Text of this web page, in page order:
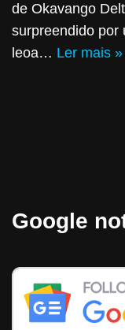
de Okavango
surpreendido por
leoa… Ler mais »
Google